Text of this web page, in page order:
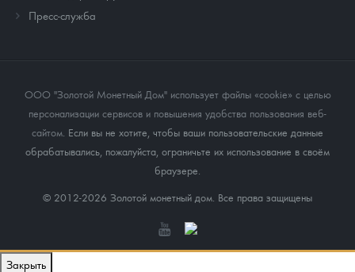
Пресс-служба
ООО "Золотой Монетный Дом" использует файлы «cookie» с целью
персонализации сервисов и повышения удобства пользования веб-
сайтом . Если вы не хотите, чтобы ваши пользовательские данные
обрабатывались, пожалуйста, ограничьте их использование в своём
браузере.
© 2012-2026 Золотой монетный дом. Все права защищены
Закрыть